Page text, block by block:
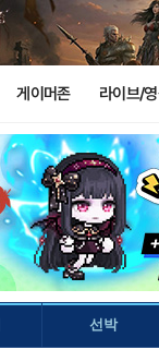
게이머존 라이브/
선박